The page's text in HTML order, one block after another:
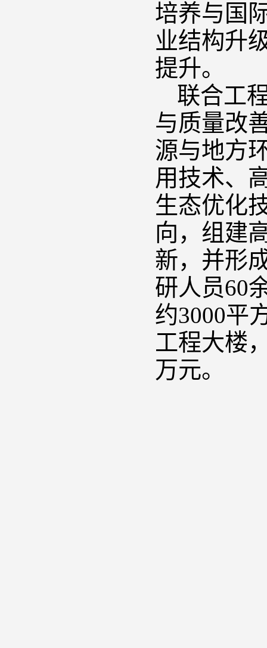
培养与国
业结构升
提升。
联合工
与质量改
源与地方
用技术、
生态优化
向，组建
新，并形
研人员60
约3000平
工程大楼
万元。